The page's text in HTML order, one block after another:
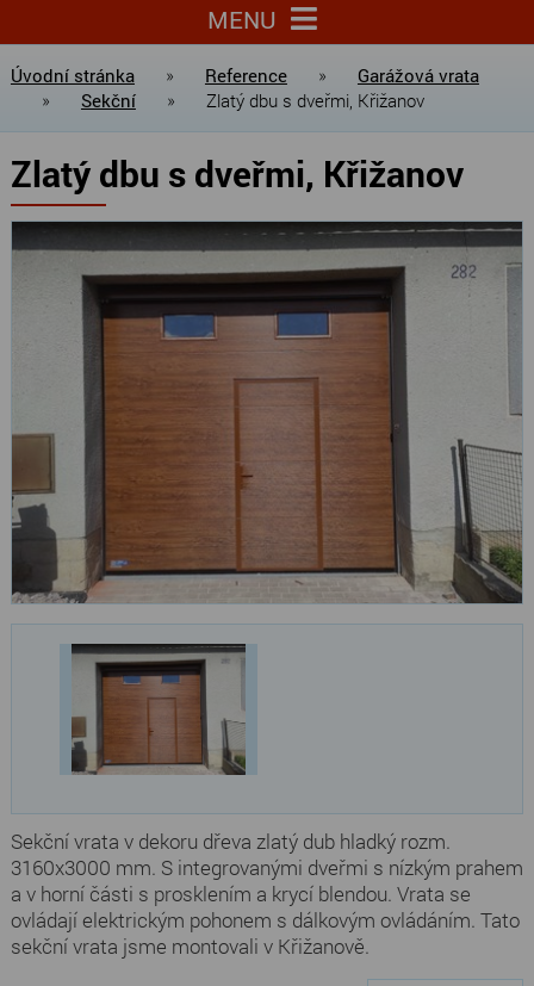
MENU
Úvodní stránka » Reference »
Garážová vrata
»
Sekční » Zlatý dbu s dveřmi, Křižanov
Zlatý dbu s dveřmi, Křižanov
Sekční vrata v dekoru dřeva zlatý dub hladký rozm.
3160x3000 mm. S integrovanými dveřmi s nízkým prahem
a v horní části s prosklením a krycí blendou. Vrata se
ovládají elektrickým pohonem s dálkovým ovládáním. Tato
sekční vrata jsme montovali v Křižanově.